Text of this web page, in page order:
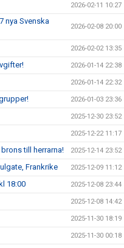
2026-02-11 10:27
nya Svenska
2026-02-08 20:00
2026-02-02 13:35
2026-01-14 22:38
2026-01-14 22:32
2026-01-03 23:36
2025-12-30 23:52
2025-12-22 11:17
till herrarna! 2025-12-14 23:52
Frankrike 2025-12-09 11:12
18:00 2025-12-08 23:44
2025-12-08 14:42
2025-11-30 18:19
2025-11-30 00:18